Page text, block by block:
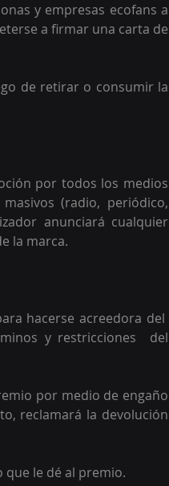
y empresas ecofans a
a firmar una carta de
de retirar o consumir la
por todos los medios
(radio, periódico,
anunciará cualquier
la marca.
hacerse acreedora del
y restricciones  del
por medio de engaño
reclamará la devolución
que le dé al premio.